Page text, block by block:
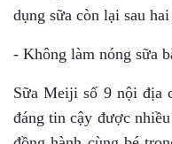
dụng sữa còn lại sau
- Không làm nóng sữa
Sữa Meiji số 9 nội địa
đáng tin cậy được